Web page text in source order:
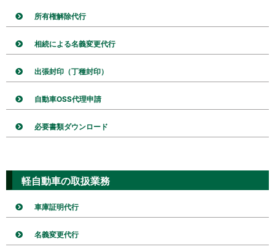
所有権解除代行
相続による名義変更代行
出張封印（丁種封印）
自動車OSS代理申請
必要書類ダウンロード
軽自動車の取扱業務
車庫証明代行
名義変更代行